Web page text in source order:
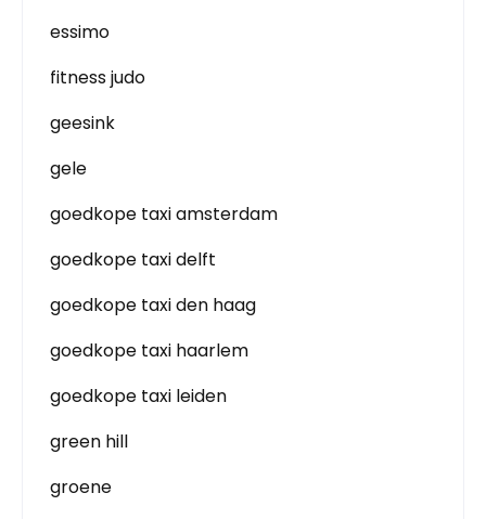
essimo
fitness judo
geesink
gele
goedkope taxi amsterdam
goedkope taxi delft
goedkope taxi den haag
goedkope taxi haarlem
goedkope taxi leiden
green hill
groene